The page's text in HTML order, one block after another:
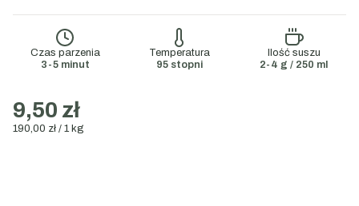
Czas parzenia
3-5 minut
Temperatura
95 stopni
Ilość suszu
2-4 g / 250 ml
9,50 zł
190,00 zł / 1 kg